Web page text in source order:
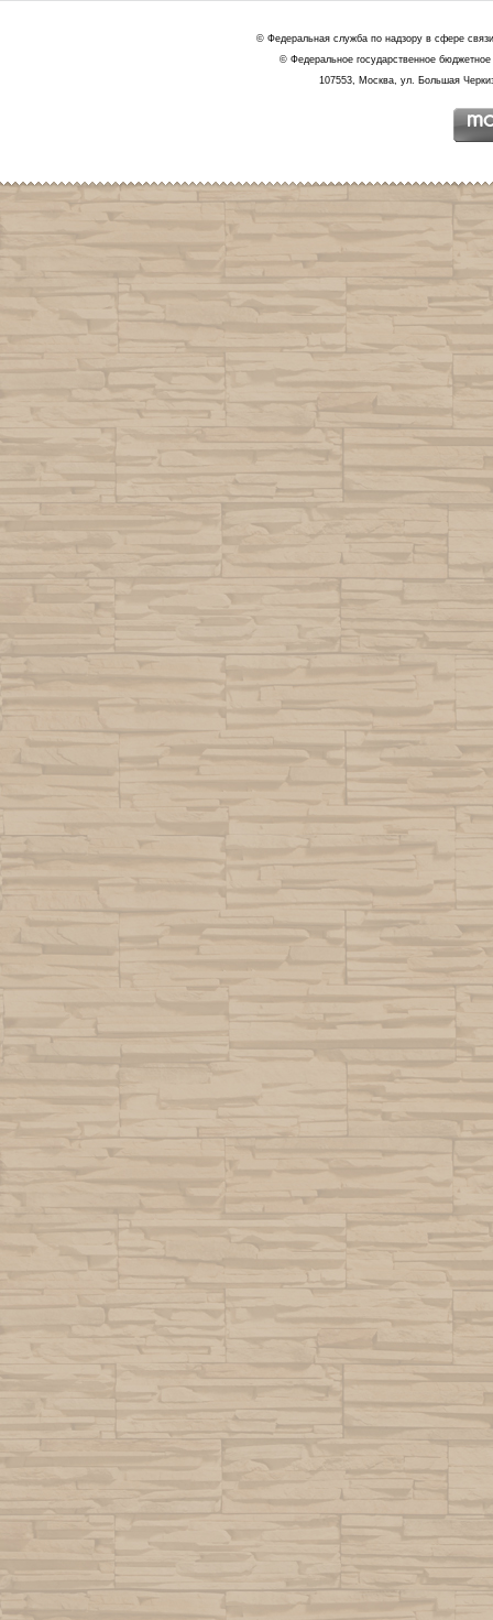
© Федеральная служба по надзору в сфере
© Федеральное государственное
107553, Москва, ул. Большая